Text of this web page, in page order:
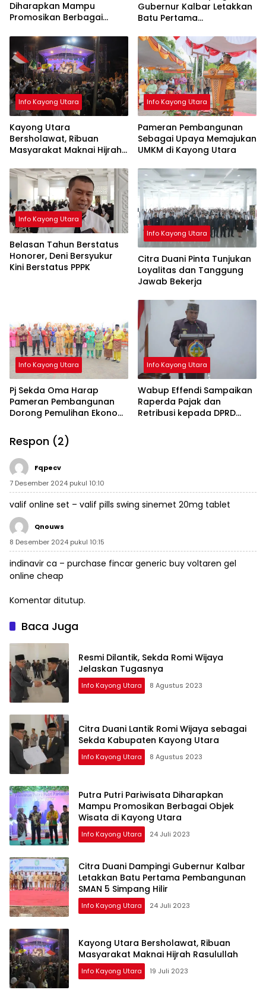
Diharapkan Mampu
Promosikan Berbagai
Utara
Gubernur Kalbar Letakkan
Batu Pertama
Simpang Hilir
Info Kayong Utara
Kayong Utara
Bersholawat, Ribuan
Masyarakat Maknai Hijrah
Info Kayong Utara
Pameran Pembangunan
Sebagai Upaya Memajukan
UMKM di Kayong Utara
Info Kayong Utara
Belasan Tahun Berstatus
Honorer, Deni Bersyukur
Kini Berstatus PPPK
Info Kayong Utara
Citra Duani Pinta Tunjukan
Loyalitas dan Tanggung
Jawab Bekerja
Info Kayong Utara
Pj Sekda Oma Harap
Pameran Pembangunan
Dorong Pemulihan Ekonomi
Info Kayong Utara
Wabup Effendi Sampaikan
Raperda Pajak dan
Retribusi kepada DPRD
Respon (2)
Fqpecv
7 Desember 2024 pukul 10:10
valif online set – valif pills swing sinemet 20mg tablet
Qnouws
8 Desember 2024 pukul 10:15
indinavir ca – purchase fincar generic buy voltaren gel
online cheap
Komentar ditutup.
Baca Juga
Resmi Dilantik, Sekda Romi Wijaya
Jelaskan Tugasnya
Info Kayong Utara 8 Agustus 2023
Citra Duani Lantik Romi Wijaya sebagai
Sekda Kabupaten Kayong Utara
Info Kayong Utara 8 Agustus 2023
Putra Putri Pariwisata Diharapkan
Mampu Promosikan Berbagai Objek
Wisata di Kayong Utara
Info Kayong Utara 24 Juli 2023
Citra Duani Dampingi Gubernur Kalbar
Letakkan Batu Pertama Pembangunan
SMAN 5 Simpang Hilir
Info Kayong Utara 24 Juli 2023
Kayong Utara Bersholawat, Ribuan
Masyarakat Maknai Hijrah Rasulullah
Info Kayong Utara 19 Juli 2023